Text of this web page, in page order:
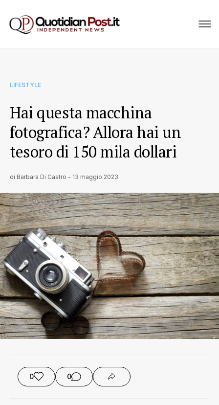
LIFESTYLE
Hai questa macchina
fotografica? Allora hai un
tesoro di 150 mila dollari
di Barbara Di Castro - 13 maggio 2023
0 0